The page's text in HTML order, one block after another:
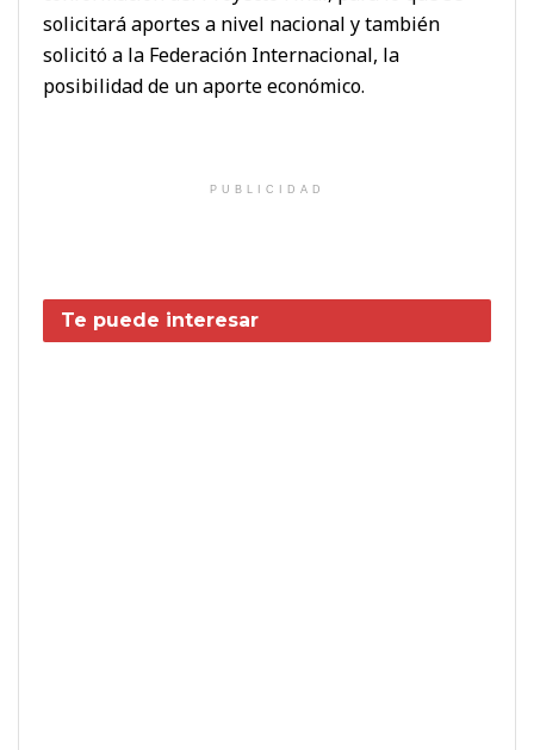
solicitará aportes a nivel nacional y también
solicitó a la Federación Internacional, la
posibilidad de un aporte económico.
PUBLICIDAD
Te puede interesar